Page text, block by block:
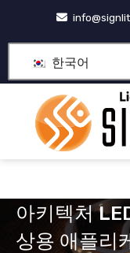
츠
건
한국어
아키텍처
상용 애플리